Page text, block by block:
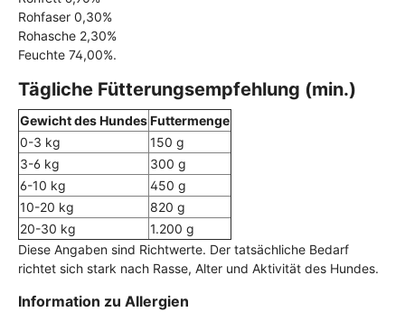
Rohfaser 0,30%
Rohasche 2,30%
Feuchte 74,00%.
Tägliche Fütterungsempfehlung (min.)
Gewicht des HundesFuttermenge
0-3 kg
150 g
3-6 kg
300 g
6-10 kg
450 g
10-20 kg
820 g
20-30 kg
1.200 g
Diese Angaben sind Richtwerte. Der tatsächliche Bedarf
richtet sich stark nach Rasse, Alter und Aktivität des Hundes.
Information zu Allergien